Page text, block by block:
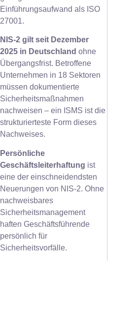
Einführungsaufwand als ISO
27001.
NIS-2 gilt seit Dezember
2025 in Deutschland ohne
Übergangsfrist. Betroffene
Unternehmen in 18 Sektoren
müssen dokumentierte
Sicherheitsmaßnahmen
nachweisen – ein ISMS ist die
strukturierteste Form dieses
Nachweises.
Persönliche
Geschäftsleiterhaftung ist
eine der einschneidendsten
Neuerungen von NIS-2. Ohne
nachweisbares
Sicherheitsmanagement
haften Geschäftsführende
persönlich für
Sicherheitsvorfälle.